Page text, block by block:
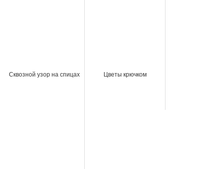
Сквозной узор на спицах Цветы крючком